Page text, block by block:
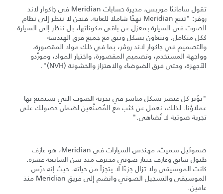
تقول سامانثا موريس، مديرة حسابات Meridian في جاكوار لاند
روڤر: "تتبع Meridian نهجًا شاملا للغاية. فنحن لا ننظر إلى نظام
الصوت في السيارة بمعزل عن باقي مكوناتها، بل ننظر إلى السيارة
ككل متكامل. ونتعاون بشكل وثيق مع جميع فرق الهندسة
والتصميم في جاكوار لاند روڤر، بما في ذلك مواد المقصورة،
وواجهة المستخدم، وتصميم المقصورة، واختيار المواد، ومورِّدو
الأجهزة، وحتى فرق الضوضاء والاهتزاز والخشونة (NVH)".
"يؤثر كل عنصر بشكل مباشر في تجربة الصوت التي يستمتع بها
عملاؤنا. لذلك، نعمل عن كثب مع المُصنِّعين لضمان حصولك على
تجربة صوتية لا تُضاهى."
صموئيل سميث، مهندس السيارات في Meridian، هو عازف
طبول سابق وعازف جيتار صوتي محترف منذ سن السابعة عشرة.
كانت الموسيقى ولا تزال جزءًا لا يتجزأ من حياته. حيث إنه درَس
الموسيقى والتسجيل الصوتي وانضم إلى فريق Meridian منذ
عامين.